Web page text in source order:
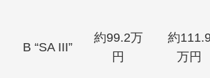
B “SA III”
約99.2万
円
約
万円